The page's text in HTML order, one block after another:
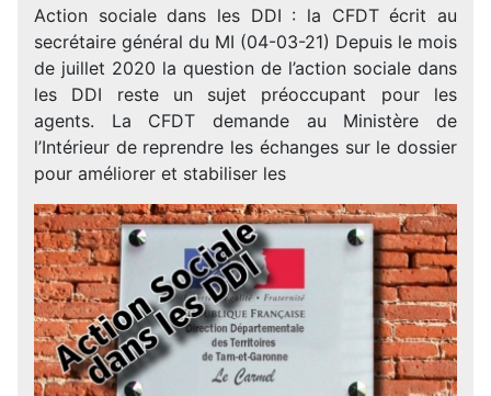
Action sociale dans les DDI : la CFDT écrit au
secrétaire général du MI (04-03-21) Depuis le mois
de juillet 2020 la question de l’action sociale dans
les DDI reste un sujet préoccupant pour les
agents. La CFDT demande au Ministère de
l’Intérieur de reprendre les échanges sur le dossier
pour améliorer et stabiliser les